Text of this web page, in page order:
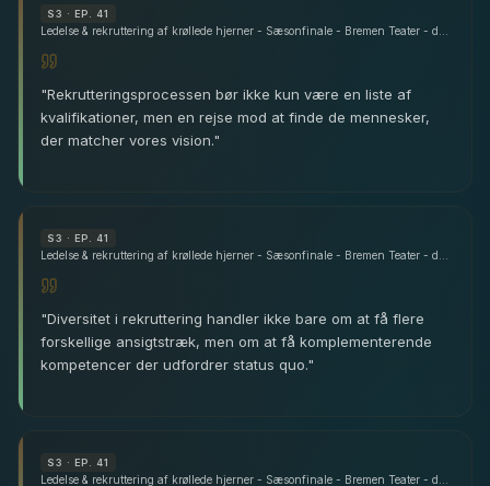
S3 · EP. 41
"Rekrutteringsprocessen bør ikke kun være en liste af
kvalifikationer, men en rejse mod at finde de mennesker,
der matcher vores vision."
S3 · EP. 41
"Diversitet i rekruttering handler ikke bare om at få flere
forskellige ansigtstræk, men om at få komplementerende
kompetencer der udfordrer status quo."
S3 · EP. 41